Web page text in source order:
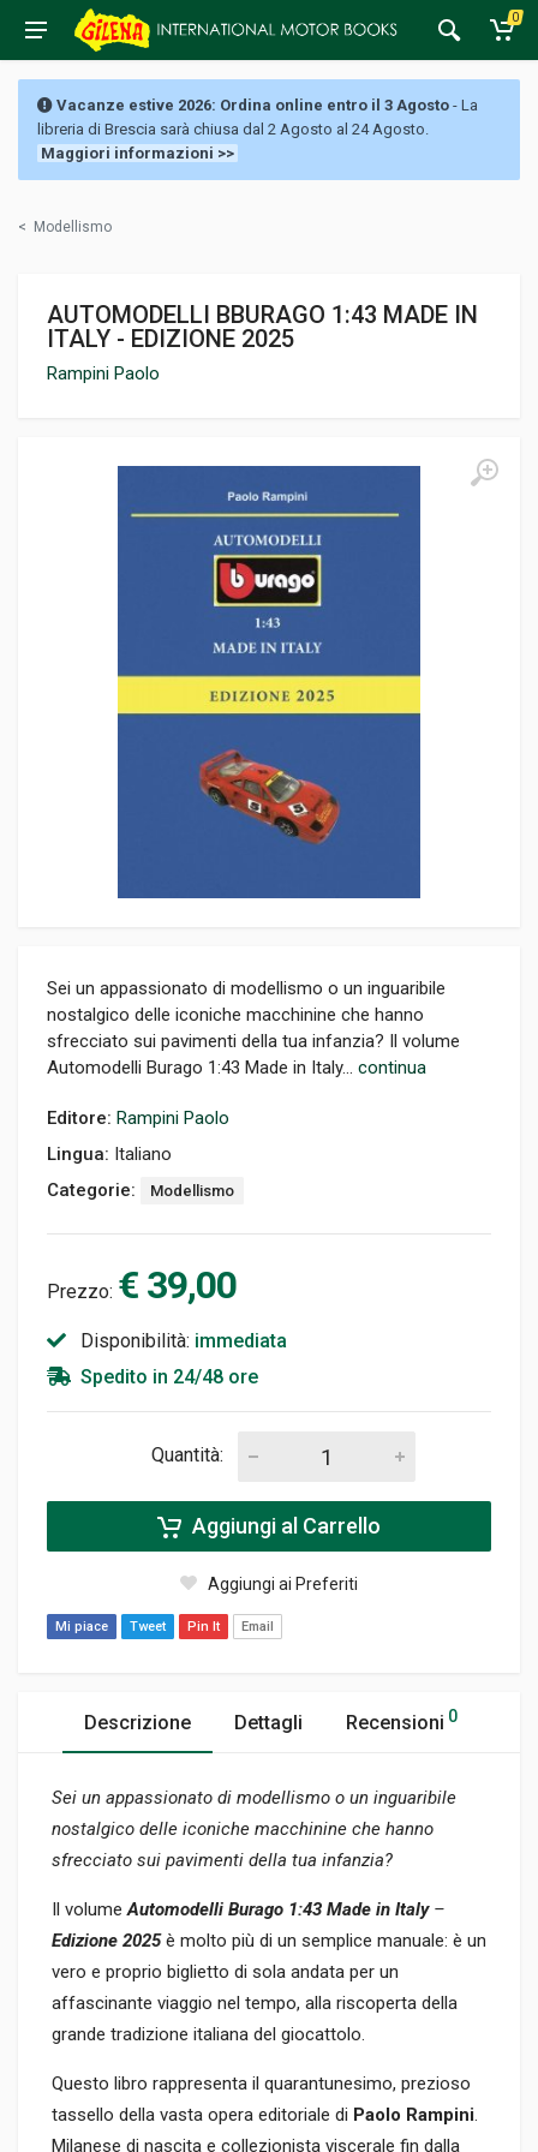
0
Vacanze estive 2026: Ordina online entro il 3 Agosto - La
libreria di Brescia sarà chiusa dal 2 Agosto al 24 Agosto.
Maggiori informazioni >>
< Modellismo
AUTOMODELLI BBURAGO 1:43 MADE IN
ITALY - EDIZIONE 2025
Rampini Paolo
Sei un appassionato di modellismo o un inguaribile
nostalgico delle iconiche macchinine che hanno
sfrecciato sui pavimenti della tua infanzia? Il volume
Automodelli Burago 1:43 Made in Italy... continua
Editore: Rampini Paolo
Lingua: Italiano
Categorie:
Modellismo
Prezzo: € 39,00
Disponibilità: immediata
Spedito in 24/48 ore
Quantità:
Aggiungi al Carrello
Aggiungi ai Preferiti
Mi piace Tweet Pin It Email
Descrizione Dettagli Recensioni 0
Sei un appassionato di modellismo o un inguaribile
nostalgico delle iconiche macchinine che hanno
sfrecciato sui pavimenti della tua infanzia?
Il volume Automodelli Burago 1:43 Made in Italy–
Edizione 2025è molto più di un semplice manuale: è un
vero e proprio biglietto di sola andata per un
affascinante viaggio nel tempo, alla riscoperta della
grande tradizione italiana del giocattolo.
Questo libro rappresenta il quarantunesimo, prezioso
tassello della vasta opera editoriale di Paolo Rampini.
Milanese di nascita e collezionista viscerale fin dalla